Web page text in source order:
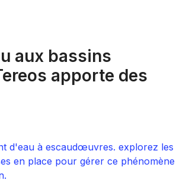
aux bassins
apporte des